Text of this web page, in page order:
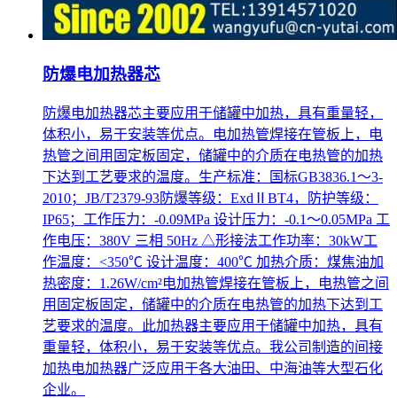
防爆电加热器芯
防爆电加热器芯主要应用于储罐中加热，具有重量轻，
体积小，易于安装等优点。电加热管焊接在管板上，电
热管之间用固定板固定，储罐中的介质在电热管的加热
下达到工艺要求的温度。生产标准：国标GB3836.1～3-
2010；JB/T2379-93防爆等级：ExdⅡBT4，防护等级：
IP65；工作压力：-0.09MPa 设计压力：-0.1～0.05MPa 工
作电压：380V 三相 50Hz △形接法工作功率：30kW工
作温度：<350℃ 设计温度：400℃ 加热介质：煤焦油加
热密度：1.26W/cm²电加热管焊接在管板上，电热管之间
用固定板固定，储罐中的介质在电热管的加热下达到工
艺要求的温度。此加热器主要应用于储罐中加热，具有
重量轻，体积小，易于安装等优点。我公司制造的间接
加热电加热器广泛应用于各大油田、中海油等大型石化
企业。